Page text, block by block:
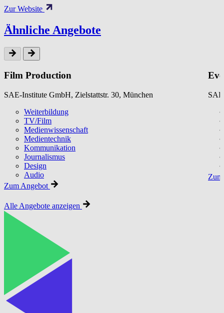
Zur Website
Ähnliche Angebote
Film Production
SAE-Institute GmbH, Zielstattstr. 30, München
Weiterbildung
TV/Film
Medienwissenschaft
Medientechnik
Kommunikation
Journalismus
Design
Audio
Zum Angebot
Alle Angebote anzeigen